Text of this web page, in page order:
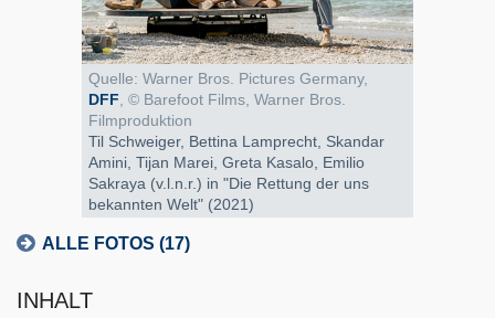
Quelle: Warner Bros. Pictures Germany,
DFF , © Barefoot Films, Warner Bros.
Filmproduktion
Til Schweiger, Bettina Lamprecht, Skandar
Amini, Tijan Marei, Greta Kasalo, Emilio
Sakraya (v.l.n.r.) in "Die Rettung der uns
bekannten Welt" (2021)
ALLE FOTOS (17)
INHALT